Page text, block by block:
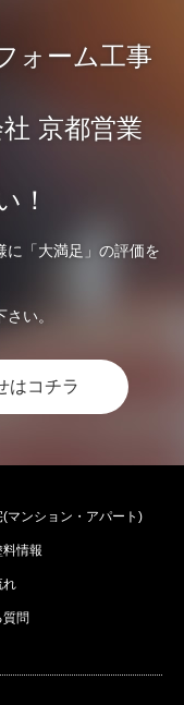
ォーム工事
京都営業
！
に「大満足」の評価を
い。
はコチラ
(マンション・アパート)
情報
れ
質問